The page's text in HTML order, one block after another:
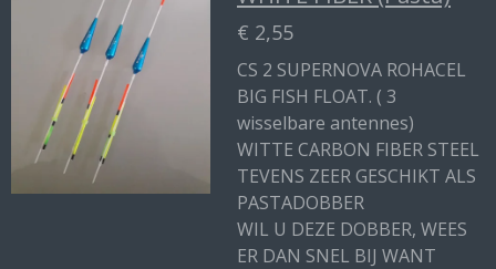
€ 2,55
CS 2 SUPERNOVA ROHACEL
BIG FISH FLOAT. ( 3
wisselbare antennes)
WITTE CARBON FIBER STEEL
TEVENS ZEER GESCHIKT ALS
PASTADOBBER
WIL U DEZE DOBBER, WEES
ER DAN SNEL BIJ WANT